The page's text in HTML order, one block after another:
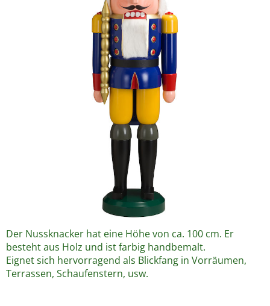
Der Nussknacker hat eine Höhe von ca. 100 cm. Er
besteht aus Holz und ist farbig handbemalt.
Eignet sich hervorragend als Blickfang in Vorräumen,
Terrassen, Schaufenstern, usw.